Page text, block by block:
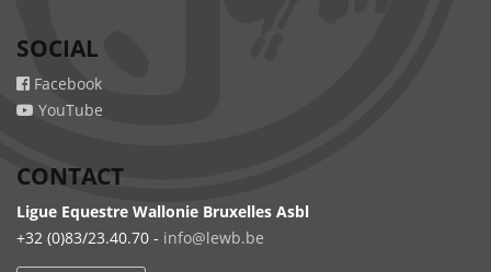
SOCIAL
Facebook
YouTube
CONTACT
Ligue Equestre Wallonie Bruxelles Asbl
+32 (0)83/23.40.70 - info@lewb.be